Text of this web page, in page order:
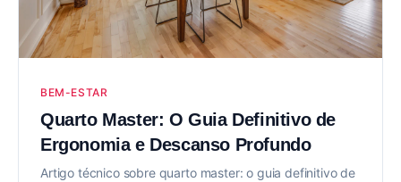
BEM-ESTAR
Quarto Master: O Guia Definitivo de
Ergonomia e Descanso Profundo
Artigo técnico sobre quarto master: o guia definitivo de